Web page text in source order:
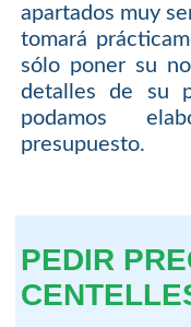
apartados muy
tomará
sólo poner su
detalles de su
podamos
presupuesto.
PEDIR